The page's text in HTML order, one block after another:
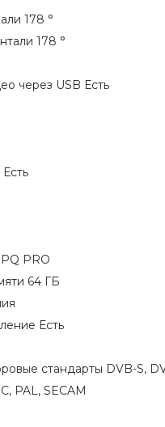
178 °
178 °
через USB Есть
PRO
64 ГБ
Есть
стандарты DVB-S,
PAL, SECAM